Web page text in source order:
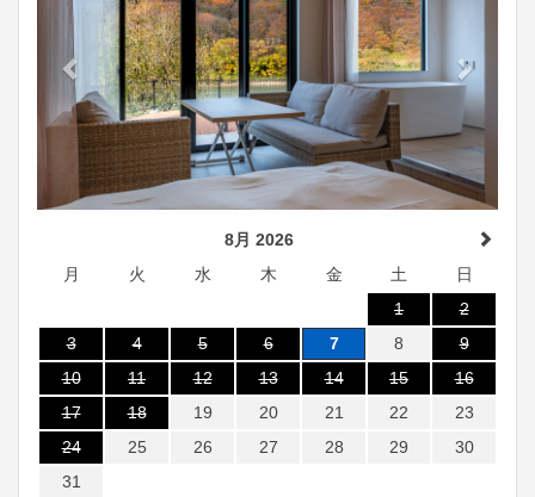
8月 2026
月
火 水 木 金 土
日
1
2
3
4 5 6 7 8
9
10
11 12 13 14 15
16
17
18 19 20 21 22
23
24
25 26 27 28 29
30
31